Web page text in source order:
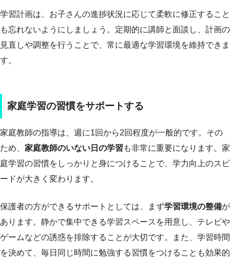
学習計画は、お子さんの進捗状況に応じて柔軟に修正すること
も忘れないようにしましょう。定期的に講師と面談し、計画の
見直しや調整を行うことで、常に最適な学習環境を維持できま
す。
家庭学習の習慣をサポートする
家庭教師の指導は、週に1回から2回程度が一般的です。その
ため、 家庭教師のいない日の学習 も非常に重要になります。家
庭学習の習慣をしっかりと身につけることで、学力向上のスピ
ードが大きく変わります。
保護者の方ができるサポートとしては、まず学習環境の整備が
あります。静かで集中できる学習スペースを用意し、テレビや
ゲームなどの誘惑を排除することが大切です。また、学習時間
を決めて、毎日同じ時間に勉強する習慣をつけることも効果的